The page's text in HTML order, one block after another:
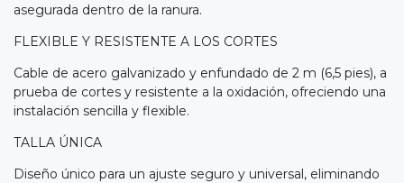
asegurada dentro de la ranura.
FLEXIBLE Y RESISTENTE A LOS CORTES
Cable de acero galvanizado y enfundado de 2 m (6,5 pies), a
prueba de cortes y resistente a la oxidación, ofreciendo una
instalación sencilla y flexible.
TALLA ÚNICA
Diseño único para un ajuste seguro y universal, eliminando